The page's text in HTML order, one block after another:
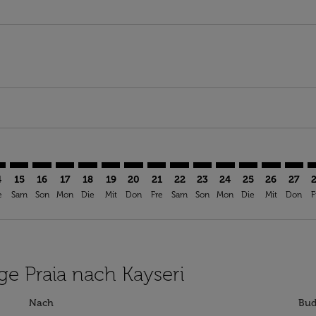
15
Sam
16
Son
17
Mon
18
Die
19
Mit
RAI–ASR: cmp-view-offers-
20
Don
RAI–ASR: cmp-view-offers-
21
Fre
RAI–ASR: cmp-view-
22
Sam
RAI–ASR: cmp-view-
23
Son
RAI–ASR: cmp-
24
Mon
RAI–ASR:
25
Die
26
Mit
27
Don
Praia nach Kayseri
Nach